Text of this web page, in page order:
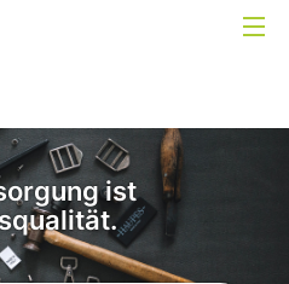
ist